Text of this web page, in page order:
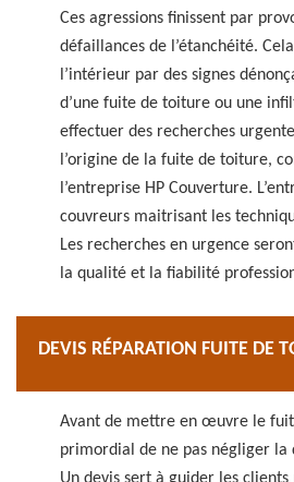
Ces agressions finissent par
défaillances de l’étanchéité.
l’intérieur par des signes
d’une fuite de toiture ou une
effectuer des recherches
l’origine de la fuite de toiture,
l’entreprise HP Couverture.
couvreurs maitrisant les
Les recherches en urgence
la qualité et la fiabilité
DEVIS RÉPARATION FUITE DE
Avant de mettre en œuvre le
primordial de ne pas négliger la